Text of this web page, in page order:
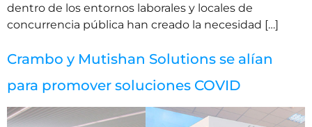
dentro de los entornos laborales y locales de
concurrencia pública han creado la necesidad […]
Crambo y Mutishan Solutions se alían
para promover soluciones COVID